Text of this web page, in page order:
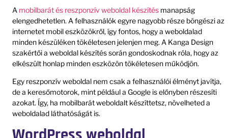
A mobilbarát és reszponzív weboldal készítés manapság
elengedhetetlen. A felhasználók egyre nagyobb része böngészi az
internetet mobil eszközökről, így fontos, hogy a weboldalad
minden készüléken tökéletesen jelenjen meg. A Kanga Design
szakértői a weboldal készítés során gondoskodnak róla, hogy az
elkészült honlap minden eszközön tökéletesen működjön.
Egy reszponzív weboldal nem csak a felhasználói élményt javítja,
de a keresőmotorok, mint például a Google is előnyben részesíti
azokat. Így, ha mobilbarát weboldalt készíttetsz, növelheted a
weboldalad láthatóságát is.